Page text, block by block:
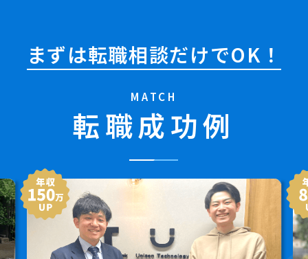
まずは転職相談だけでOK！
MATCH
転職成功例